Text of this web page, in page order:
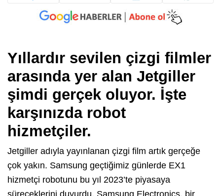
Yıllardır sevilen çizgi filmler
arasında yer alan Jetgiller
şimdi gerçek oluyor. İşte
karşınızda robot
hizmetçiler.
Jetgiller adıyla yayınlanan çizgi film artık gerçeğe
çok yakın. Samsung geçtiğimiz günlerde EX1
hizmetçi robotunu bu yıl 2023’te piyasaya
süreceklerini duyurdu. Samsung Electronics, bir